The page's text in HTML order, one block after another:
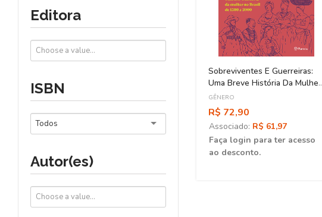
Sobreviventes E Guerreiras:
Uma Breve História Da Mulher
No Brasil De 1500 A 2000
GÊNERO
R$ 72,90
Associado: R$ 61,97
Faça login para ter acesso
ao desconto.
Editora
ISBN
Todos
Autor(es)